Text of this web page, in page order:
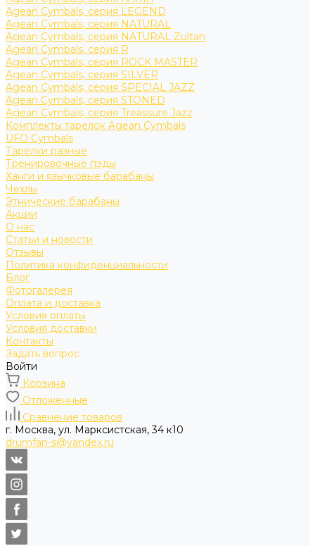
Agean Cymbals, серия LEGEND
Agean Cymbals, серия NATURAL
Agean Cymbals, серия NATURAL Zultan
Agean Cymbals, серия R
Agean Cymbals, серия ROCK MASTER
Agean Cymbals, серия SILVER
Agean Cymbals, серия SPECIAL JAZZ
Agean Cymbals, серия STONED
Agean Cymbals, серия Treassure Jazz
Комплекты тарелок Agean Cymbals
UFO Cymbals
Тарелки разные
Тренировочные пэды
Ханги и язычковые барабаны
Чехлы
Этнические барабаны
Акции
О нас
Статьи и новости
Отзывы
Политика конфиденциальности
Блог
Фотогалерея
Оплата и доставка
Условия оплаты
Условия доставки
Контакты
Задать вопрос
Войти
Корзина
Отложенные
Сравнение товаров
г. Москва, ул. Марксистская, 34 к10
drumfan-s@yandex.ru